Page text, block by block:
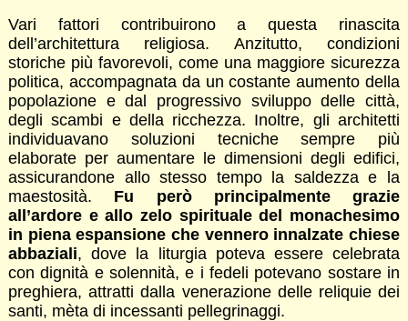
Vari fattori contribuirono a questa rinascita
dell’architettura religiosa. Anzitutto, condizioni
storiche più favorevoli, come una maggiore sicurezza
politica, accompagnata da un costante aumento della
popolazione e dal progressivo sviluppo delle città,
degli scambi e della ricchezza. Inoltre, gli architetti
individuavano soluzioni tecniche sempre più
elaborate per aumentare le dimensioni degli edifici,
assicurandone allo stesso tempo la saldezza e la
maestosità. Fu però principalmente grazie
all’ardore e allo zelo spirituale del monachesimo
in piena espansione che vennero innalzate chiese
abbaziali, dove la liturgia poteva essere celebrata
con dignità e solennità, e i fedeli potevano sostare in
preghiera, attratti dalla venerazione delle reliquie dei
santi, mèta di incessanti pellegrinaggi.